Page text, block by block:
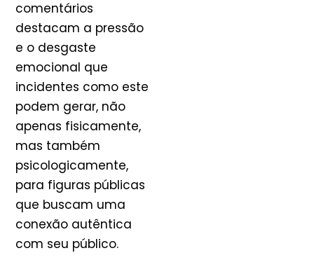
comentários
destacam a pressão
e o desgaste
emocional que
incidentes como este
podem gerar, não
apenas fisicamente,
mas também
psicologicamente,
para figuras públicas
que buscam uma
conexão autêntica
com seu público.